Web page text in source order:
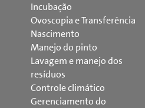
Incubação
Ovoscopia e Transferência
Nascimento
Manejo do pinto
Lavagem e manejo dos
resíduos
Controle climático
Gerenciamento do